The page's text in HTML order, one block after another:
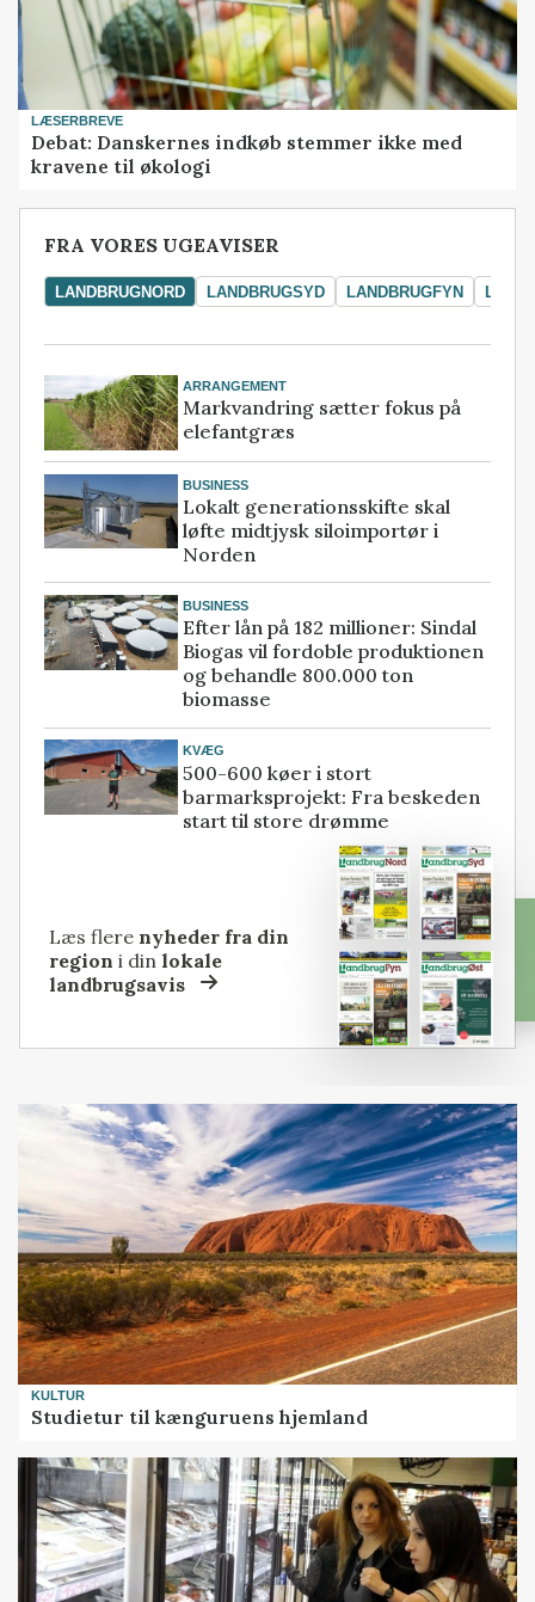
LÆSERBREVE
Debat: Danskernes indkøb stemmer ikke med
kravene til økologi
FRA VORES UGEAVISER
LANDBRUGNORD LANDBRUGSYD LANDBRUGFYN
ARRANGEMENT
Markvandring sætter fokus på
elefantgræs
BUSINESS
Lokalt generationsskifte skal
løfte midtjysk siloimportør i
Norden
BUSINESS
Efter lån på 182 millioner: Sindal
Biogas vil fordoble produktionen
og behandle 800.000 ton
biomasse
KVÆG
500-600 køer i stort
barmarksprojekt: Fra beskeden
start til store drømme
Læs flere nyheder fra din
region i dinlokale
landbrugsavis
KULTUR
Studietur til kænguruens hjemland